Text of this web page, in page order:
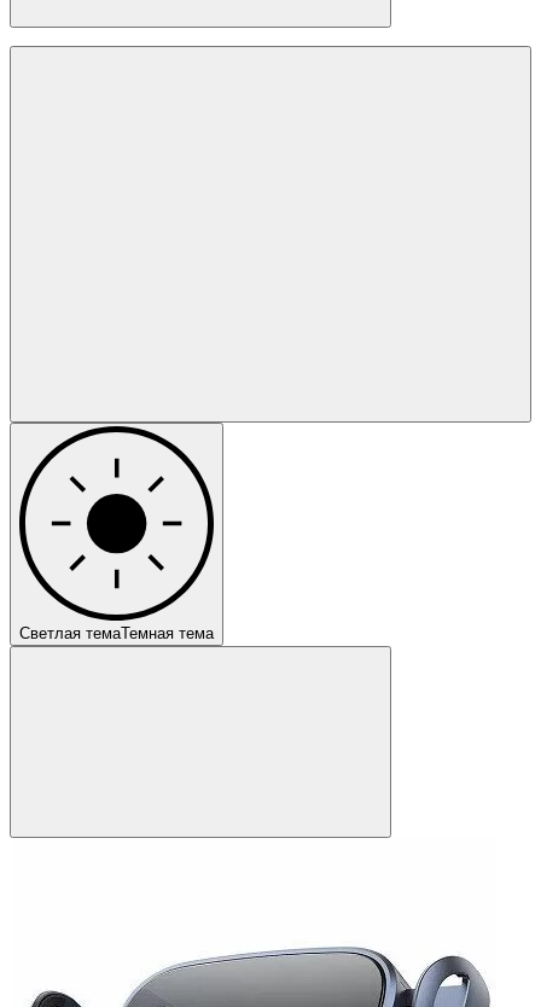
Светлая темаТемная тема